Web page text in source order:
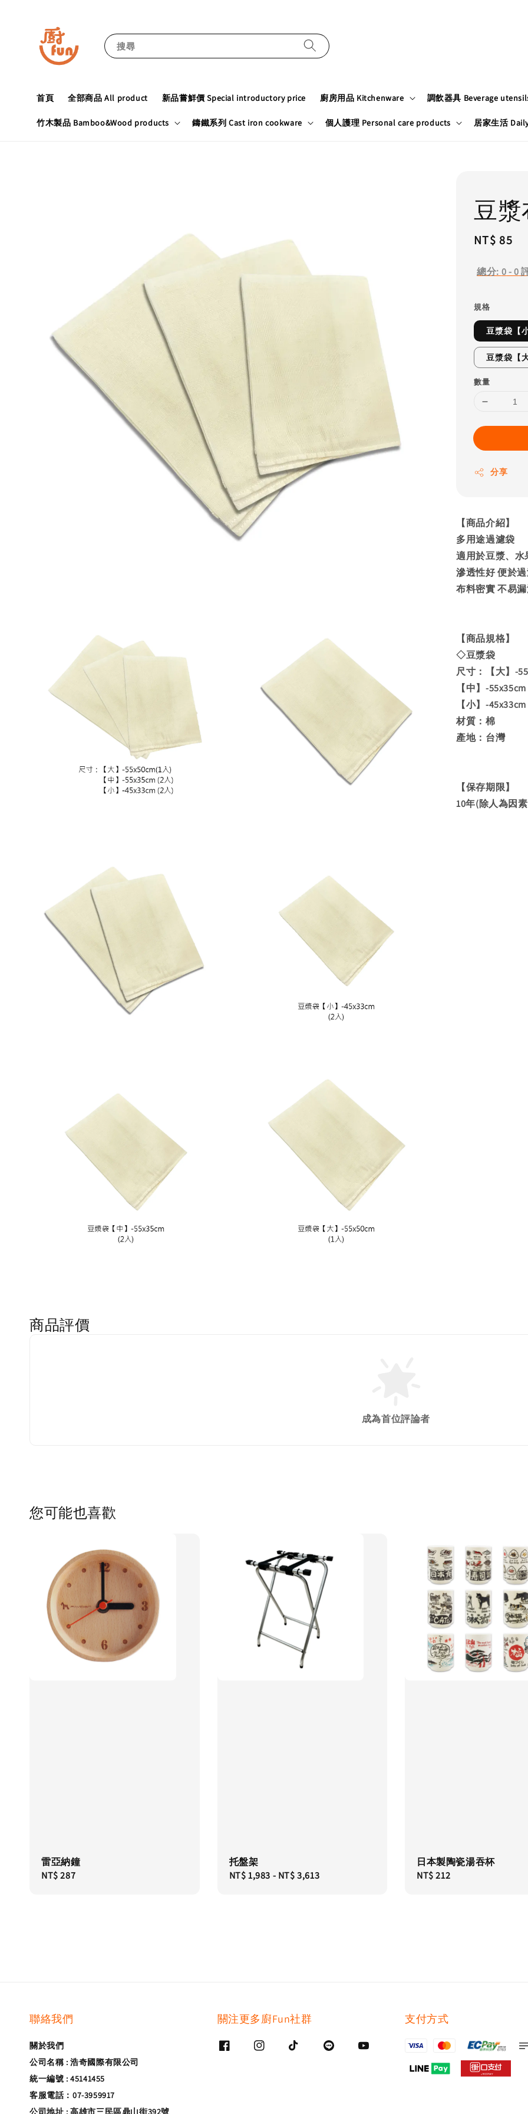
搜尋
首頁 全部商品 All product 新品嘗鮮價 Special introductory price 廚房用品 Kitchenware 調飲器具 Beverage
竹木製品 Bamboo&Wood products 鑄鐵系列 Cast iron cookware 個人護理 Personal care products 居家生活
豆漿
Regular
NT$ 85
總分: 0-0
規格
豆漿袋【
豆漿袋【
數量
分享
【商品介紹】
多用途過濾袋
適用於豆漿、
滲透性好 便於
布料密實 不易
【商品規格】
◇豆漿袋
尺寸：【大】-
【中】-
【小】-
材質：棉
產地：台灣
【保存期限】
10年(除人為因
商品評價
成為首位評論者
您可能也喜歡
雷亞納鐘
Regular
NT$ 287
托盤架
Regular
NT$ 1,983 - NT$ 3,613
日本製陶瓷湯吞杯
Regular
NT$ 212
聯絡我們
關於我們
公司名稱 : 浩奇國際有限公司
統一編號 : 45141455
客服電話：07-3959917
公司地址 : 高雄市三民區鼎山街392號
關注更多廚Fun社群 支付方式